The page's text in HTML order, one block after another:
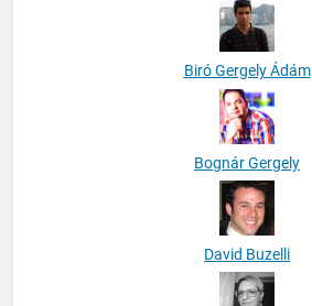
Biró Gergely Ádám
Bognár Gergely
David Buzelli